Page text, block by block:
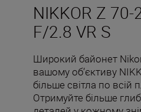
NIKKOR Z
F/2.8 VR S
Широкий байонет
вашому об’єктиву
більше світла по всій
Отримуйте більше